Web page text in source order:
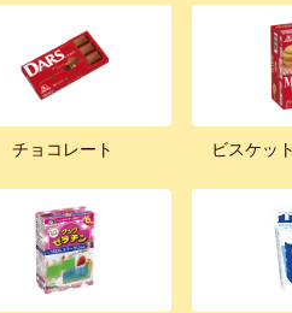
チョコレート ビスケッ